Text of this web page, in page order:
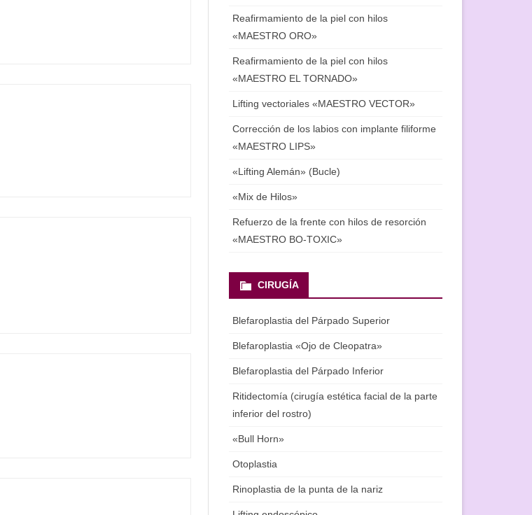
Reafirmamiento de la piel con hilos
«MAESTRO ORO»
Reafirmamiento de la piel con hilos
«MAESTRO EL TORNADO»
Lifting vectoriales «MAESTRO VECTOR»
Corrección de los labios con implante filiforme
«MAESTRO LIPS»
«Lifting Alemán» (Bucle)
«Mix de Hilos»
Refuerzo de la frente con hilos de resorción
«MAESTRO BO-TOXIC»
CIRUGÍA
Blefaroplastia del Párpado Superior
Blefaroplastia «Ojo de Cleopatra»
Blefaroplastia del Párpado Inferior
Ritidectomía (cirugía estética facial de la parte
inferior del rostro)
«Bull Horn»
Otoplastia
Rinoplastia de la punta de la nariz